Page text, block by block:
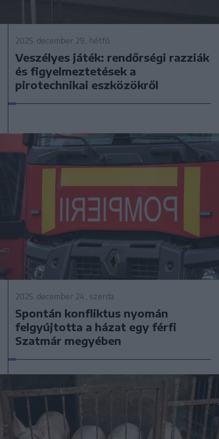
2025. december 29., hétfő
Veszélyes játék: rendőrségi razziák
és figyelmeztetések a
pirotechnikai eszközökről
2025. december 24., szerda
Spontán konfliktus nyomán
felgyújtotta a házat egy férfi
Szatmár megyében